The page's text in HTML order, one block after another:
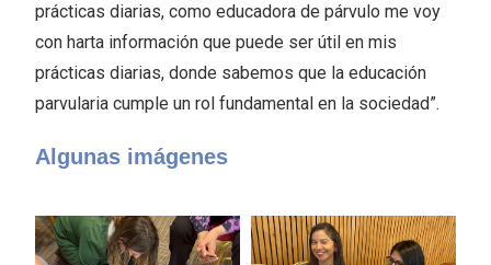
prácticas diarias, como educadora de párvulo me voy
con harta información que puede ser útil en mis
prácticas diarias, donde sabemos que la educación
parvularia cumple un rol fundamental en la sociedad”.
Algunas imágenes